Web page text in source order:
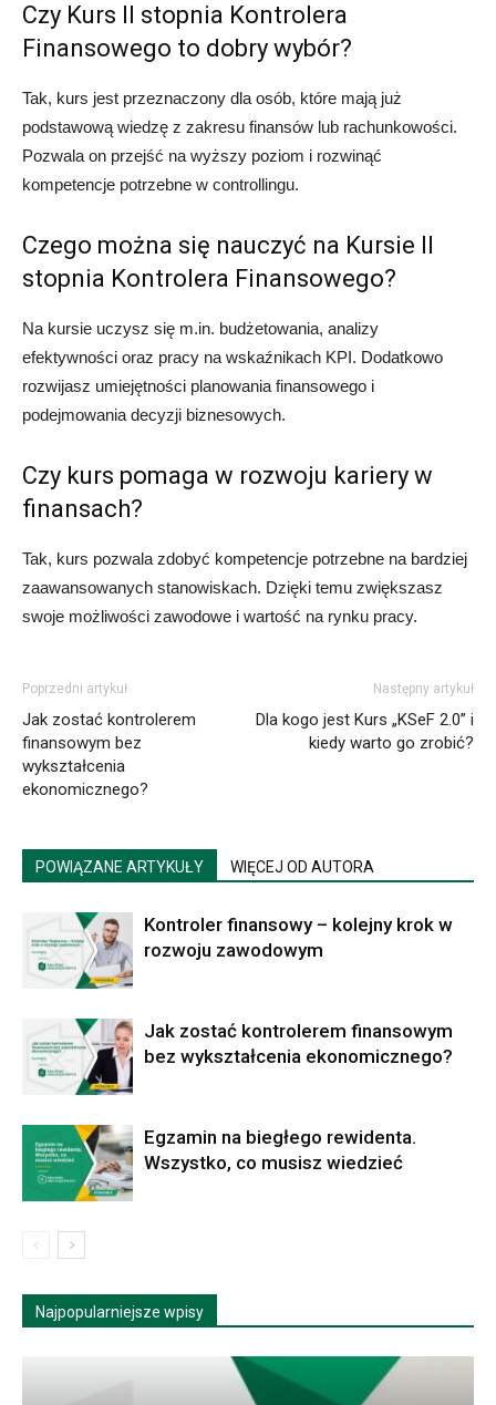
Czy Kurs II stopnia Kontrolera
Finansowego to dobry wybór?
Tak, kurs jest przeznaczony dla osób, które mają już
podstawową wiedzę z zakresu finansów lub rachunkowości.
Pozwala on przejść na wyższy poziom i rozwinąć
kompetencje potrzebne w controllingu.
Czego można się nauczyć na Kursie II
stopnia Kontrolera Finansowego?
Na kursie uczysz się m.in. budżetowania, analizy
efektywności oraz pracy na wskaźnikach KPI. Dodatkowo
rozwijasz umiejętności planowania finansowego i
podejmowania decyzji biznesowych.
Czy kurs pomaga w rozwoju kariery w
finansach?
Tak, kurs pozwala zdobyć kompetencje potrzebne na bardziej
zaawansowanych stanowiskach. Dzięki temu zwiększasz
swoje możliwości zawodowe i wartość na rynku pracy.
Poprzedni artykuł
Jak zostać kontrolerem
finansowym bez
wykształcenia
ekonomicznego?
Następny artykuł
Dla kogo jest Kurs „KSeF 2.0” i
kiedy warto go zrobić?
POWIĄZANE ARTYKUŁY WIĘCEJ OD AUTORA
Kontroler finansowy – kolejny krok w
rozwoju zawodowym
Jak zostać kontrolerem finansowym
bez wykształcenia ekonomicznego?
Egzamin na biegłego rewidenta.
Wszystko, co musisz wiedzieć
Najpopularniejsze wpisy